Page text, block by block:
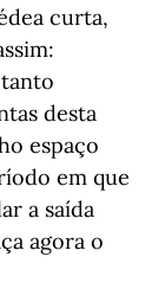
curta,
desta
espaço
em que
a saída
agora o